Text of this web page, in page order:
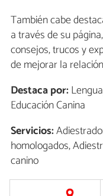
También cabe
a través de su
consejos, trucos y
de mejorar la
Destaca por:
Educación Canina
Servicios:
homologados,
canino